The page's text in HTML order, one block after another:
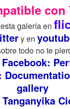
con
galería en
y en
todo no te
gallery